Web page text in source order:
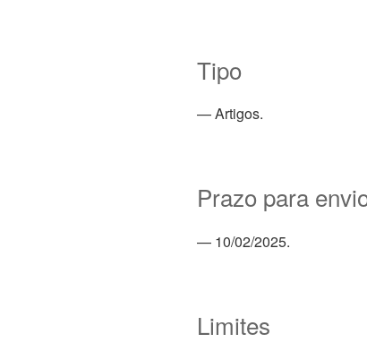
Tipo
— Artigos.
Prazo para
— 10/02/2025.
Limites